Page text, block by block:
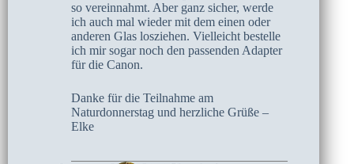
so vereinnahmt. Aber ganz sicher, werde
ich auch mal wieder mit dem einen oder
anderen Glas losziehen. Vielleicht bestelle
ich mir sogar noch den passenden Adapter
für die Canon.
Danke für die Teilnahme am
Naturdonnerstag und herzliche Grüße –
Elke